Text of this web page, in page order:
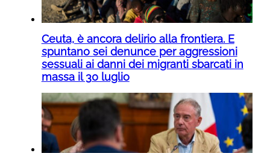
Ceuta, è ancora delirio alla frontiera. E
spuntano sei denunce per aggressioni
sessuali ai danni dei migranti sbarcati in
massa il 30 luglio